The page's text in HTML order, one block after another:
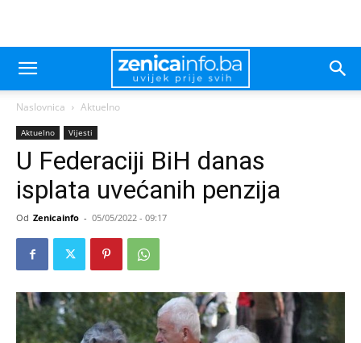
Naslovnica Aktuelno
Aktuelno Vijesti
U Federaciji BiH danas
isplata uvećanih penzija
Od Zenicainfo - 05/05/2022 - 09:17